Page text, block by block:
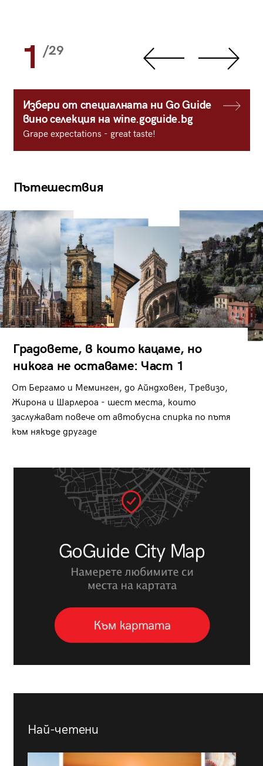
1 /29
Избери от специалната ни Go Guide
вино селекция на wine.goguide.bg
Grape expectations - great taste!
Пътешествия
Градовете, в които кацаме, но
никога не оставаме: Част 1
От Бергамо и Меминген, до Айндховен, Тревизо,
Жирона и Шарлероа - шест места, които
заслужават повече от автобусна спирка по пътя
към някъде другаде
Най-четени